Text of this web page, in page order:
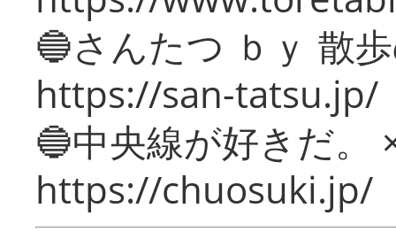
🔵さんたつ ｂｙ 散
https://san-tatsu.jp/
🔵中央線が好きだ。
https://chuosuki.jp/